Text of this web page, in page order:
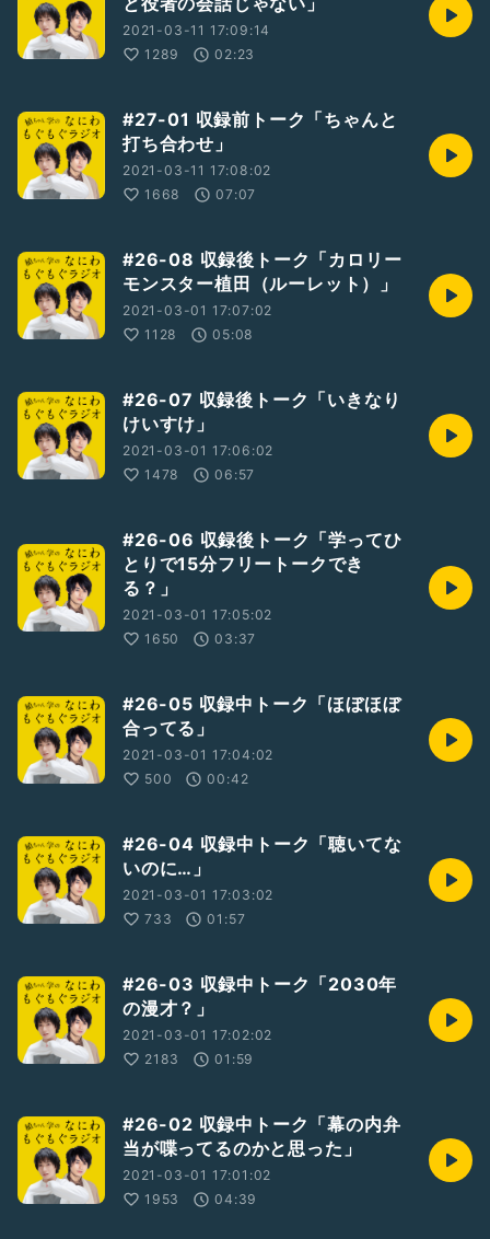
2021-03-11 17:09:14
1289
02:23
#27-01 収録前トーク「ちゃんと
打ち合わせ」
2021-03-11 17:08:02
1668
07:07
#26-08 収録後トーク「カロリー
モンスター植田（ルーレット）」
2021-03-01 17:07:02
1128
05:08
#26-07 収録後トーク「いきなり
けいすけ」
2021-03-01 17:06:02
1478
06:57
#26-06 収録後トーク「学ってひ
とりで15分フリートークでき
る？」
2021-03-01 17:05:02
1650
03:37
#26-05 収録中トーク「ほぼほぼ
合ってる」
2021-03-01 17:04:02
500
00:42
#26-04 収録中トーク「聴いてな
いのに…」
2021-03-01 17:03:02
733
01:57
#26-03 収録中トーク「2030年
の漫才？」
2021-03-01 17:02:02
2183
01:59
#26-02 収録中トーク「幕の内弁
当が喋ってるのかと思った」
2021-03-01 17:01:02
1953
04:39